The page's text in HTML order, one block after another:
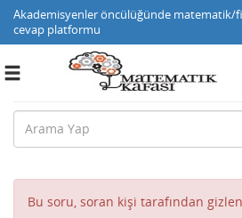
Akademisyenler öncülüğünde matematik/
cevap platformu
Toggle
Bu soru, soran kişi tarafından